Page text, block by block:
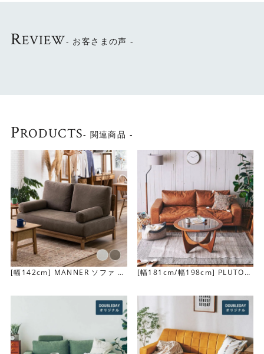
長時間もOKの安定感
座面はシリコンファイバー、ウレタンフォーム、Sバネで構
成しています。シリコンファイバーのもっちりした座り心
地に加え、Sバネの支えによる安定感もあるので長時間座っ
ていても疲れにくいのが特徴です。
REVIEW- お客さまの声 -
PRODUCTS- 関連商品 -
[幅142cm] MANNER ソファ 2
[幅181cm/幅198cm] PLUTO